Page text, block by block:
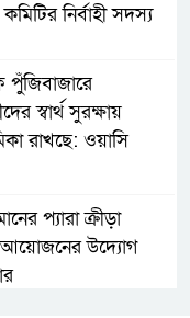
নির্বাহী সদস্য
স্বার্থ সুরক্ষায়
রাখছে: ওয়াসি
প্যারা ক্রীড়া
আয়োজনের উদ্যোগ